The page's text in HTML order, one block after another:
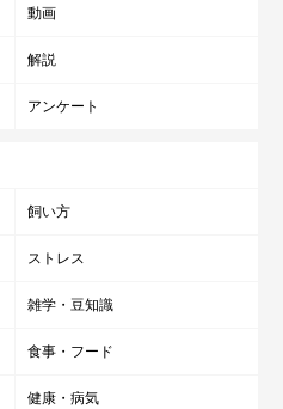
動画
解説
アンケート
飼い方
ストレス
雑学・豆知識
食事・フード
健康・病気